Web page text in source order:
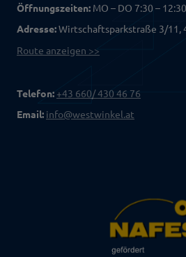
Öffnungszeiten: MO – DO 7:30 –
Adresse:Wirtschaftsparkstraße 3/11,
Route anzeigen >>
Telefon: +43 660/ 430 46 76
Email: info@westwinkel.at